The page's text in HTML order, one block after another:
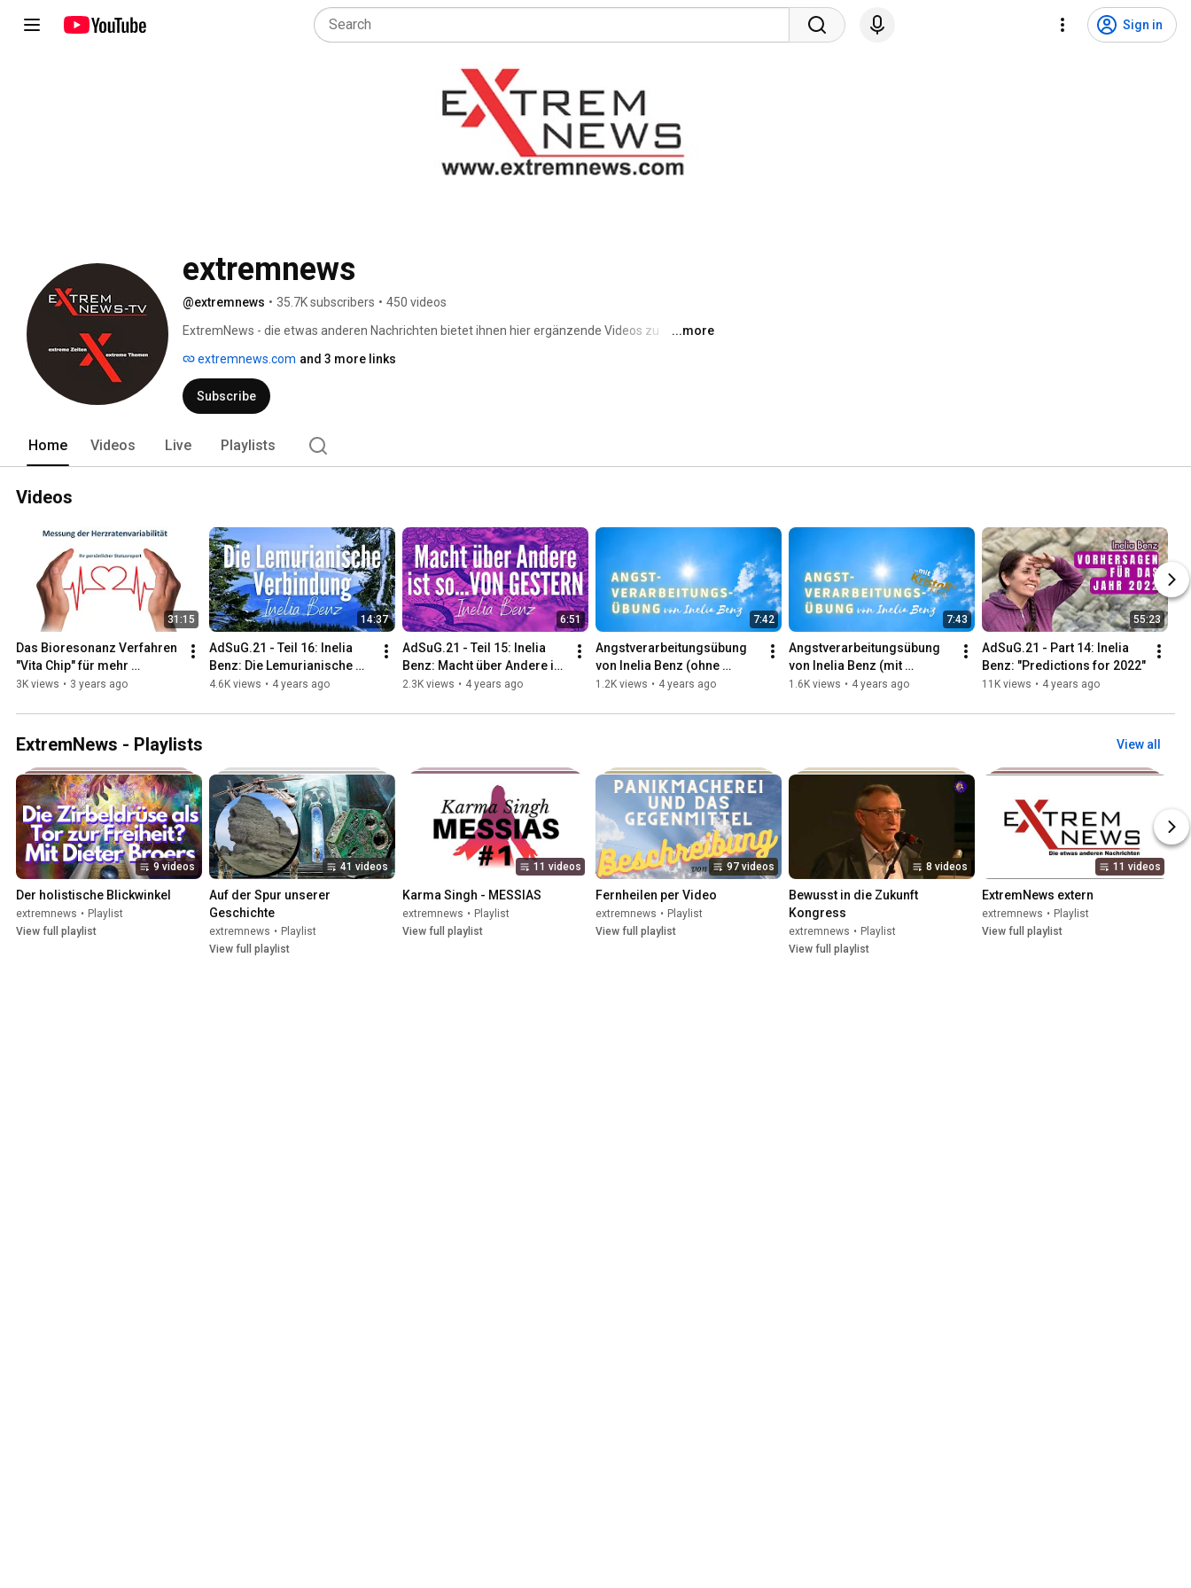
Sign in
extremnews
@extremnews • 35.7K subscribers • 450 videos
ExtremNews - die etwas anderen Nachrichten bietet ihnen hier ergänzende Videos zu
veröffentlicht wurden.
...more
extremnews.com and 3 more links
Subscribe
Home Videos Live Playlists
Videos
31:15
Das Bioresonanz Verfahren
"Vita Chip" für mehr
Lebensqualität
3K views • 3 years ago
14:37
AdSuG.21 - Teil 16: Inelia
Benz: Die Lemurianische
Verbindung
4.6K views • 4 years ago
6:51
AdSuG.21 - Teil 15: Inelia
Benz: Macht über Andere ist
so...VON GESTERN
2.3K views • 4 years ago
7:42
Angstverarbeitungsübung
von Inelia Benz (ohne
Musik)
1.2K views • 4 years ago
7:43
Angstverarbeitungsübung
von Inelia Benz (mit
Kristallklängen)
1.6K views • 4 years ago
55:23
AdSuG.21 - Part 14: Inelia
Benz: "Predictions for 2022"
11K views • 4 years ago
ExtremNews - Playlists View all
9 videos
Der holistische Blickwinkel
extremnews • Playlist
View full playlist
41 videos
Auf der Spur unserer
Geschichte
extremnews • Playlist
View full playlist
11 videos
Karma Singh - MESSIAS
extremnews • Playlist
View full playlist
97 videos
Fernheilen per Video
extremnews • Playlist
View full playlist
8 videos
Bewusst in die Zukunft
Kongress
extremnews • Playlist
View full playlist
11 videos
ExtremNews extern
extremnews • Playlist
View full playlist